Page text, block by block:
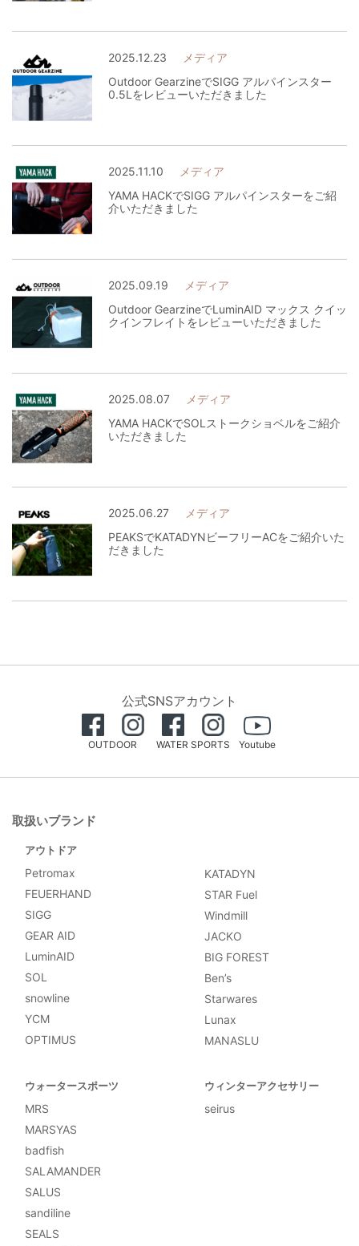
2025.12.23
メディア
Outdoor GearzineでSIGG アルパインスター
0.5Lをレビューいただきました
2025.11.10
メディア
YAMA HACKでSIGG アルパインスターをご紹
介いただきました
2025.09.19
メディア
Outdoor GearzineでLuminAID マックス クイッ
クインフレイトをレビューいただきました
2025.08.07
メディア
YAMA HACKでSOLストークショベルをご紹介
いただきました
2025.06.27
メディア
PEAKSでKATADYNビーフリーACをご紹介いた
だきました
公式SNSアカウント
OUTDOOR WATER SPORTS Youtube
取扱いブランド
アウトドア
Petromax
FEUERHAND
SIGG
GEAR AID
LuminAID
SOL
snowline
YCM
OPTIMUS
KATADYN
STAR Fuel
Windmill
JACKO
BIG FOREST
Ben’s
Starwares
Lunax
MANASLU
ウォータースポーツ
MRS
MARSYAS
badfish
SALAMANDER
SALUS
sandiline
SEALS
ウィンターアクセサリー
seirus